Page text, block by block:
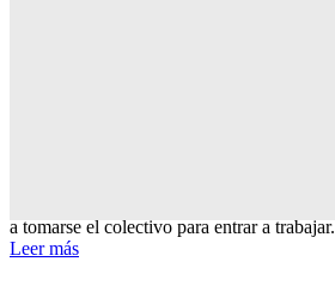
a tomarse el colectivo para entrar a trabajar.
Leer más